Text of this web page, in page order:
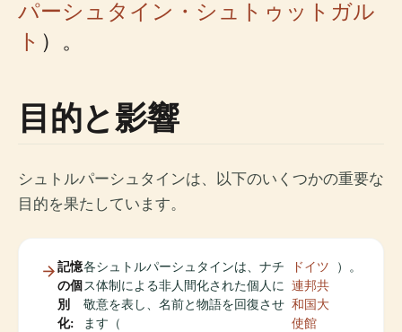
パーシュタイン・シュトゥットガル
ト ）。
目的と影響
シュトルパーシュタインは、以下のいくつかの重要な
目的を果たしています。
記憶
の個
別
化:
各シュトルパーシュタインは、ナチ
ス体制による非人間化された個人に
敬意を表し、名前と物語を回復させ
ます（
ドイツ
連邦共
和国大
使館
）。